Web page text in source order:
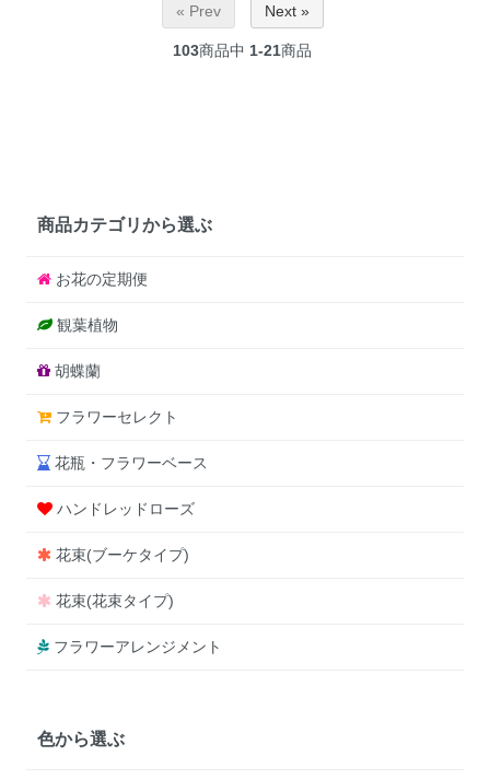
« Prev Next »
103商品中 1-21商品
商品カテゴリから選ぶ
お花の定期便
観葉植物
胡蝶蘭
フラワーセレクト
花瓶・フラワーベース
ハンドレッドローズ
花束(ブーケタイプ)
花束(花束タイプ)
フラワーアレンジメント
色から選ぶ